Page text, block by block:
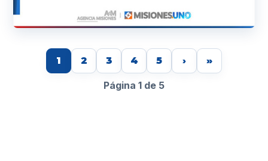
1 2 3 4 5 › »
Página 1 de 5